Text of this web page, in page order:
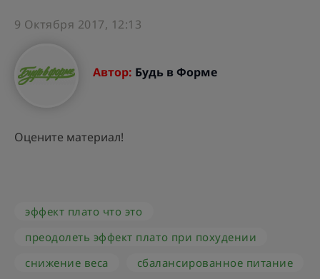
9 Октября 2017, 12:13
Автор: Будь в Форме
Оцените материал!
эффект плато что это
преодолеть эффект плато при похудении
снижение веса
сбалансированное питание